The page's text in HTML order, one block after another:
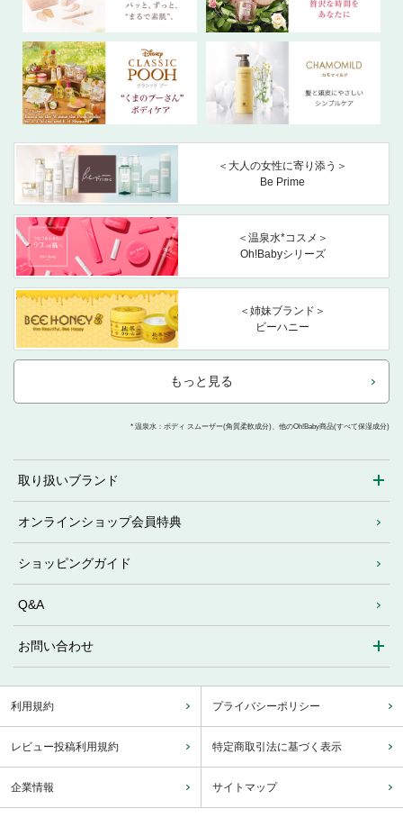
＜大人の女性に寄り添う＞
Be Prime
＜温泉水*コスメ＞
Oh!Babyシリーズ
＜姉妹ブランド＞
ビーハニー
もっと見る
* 温泉水：ボディ スムーザー(角質柔軟成分)、他のOh!Baby商品(すべて保湿成分)
取り扱いブランド
オンラインショップ会員特典
ショッピングガイド
Q&A
お問い合わせ
利用規約 プライバシーポリシー
レビュー投稿利用規約 特定商取引法に基づく表示
企業情報 サイトマップ